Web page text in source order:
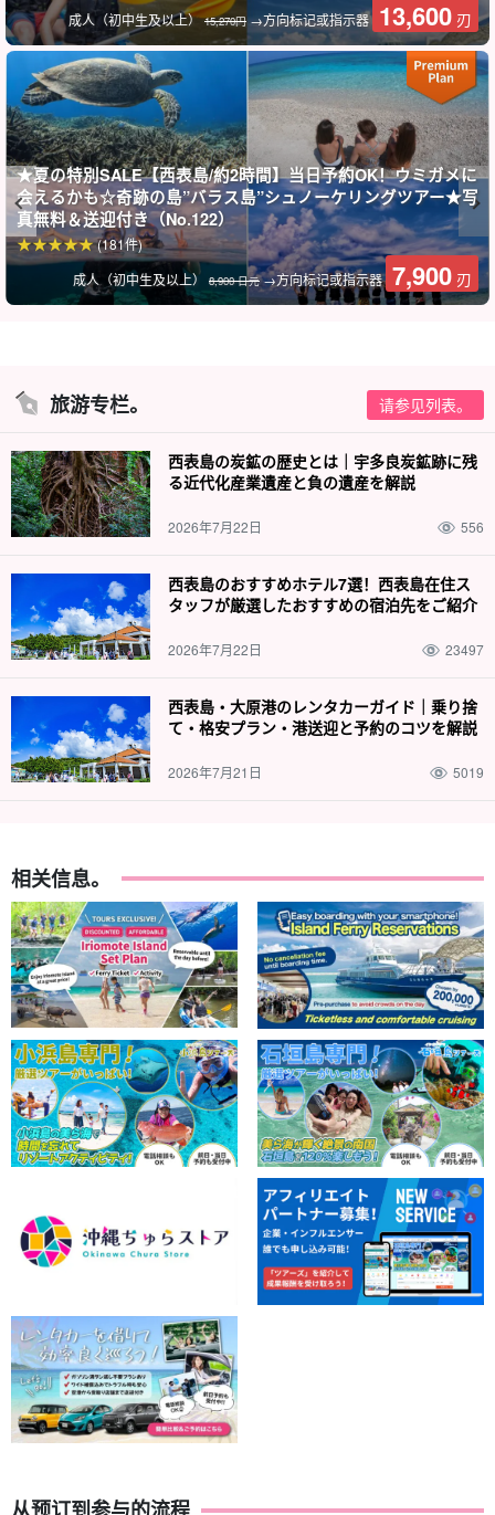
成人（初中生及以上）15,270円→方向标记或指示器 13,600 刃
★夏の特別SALE【西表島/約2時間】当日予約OK！ウミガメに
会えるかも☆奇跡の島”バラス島”シュノーケリングツアー★写
真無料＆送迎付き（No.122）
成人（初中生及以上） 8,900 日元→方向标记或指示器 7,900 刃
(181件)
旅游专栏。 请参见列表。
西表島の炭鉱の歴史とは｜宇多良炭鉱跡に残
る近代化産業遺産と負の遺産を解説
2026年7月22日 556
西表島のおすすめホテル7選！西表島在住ス
タッフが厳選したおすすめの宿泊先をご紹介
2026年7月22日 23497
西表島・大原港のレンタカーガイド｜乗り捨
て・格安プラン・港送迎と予約のコツを解説
2026年7月21日 5019
相关信息。